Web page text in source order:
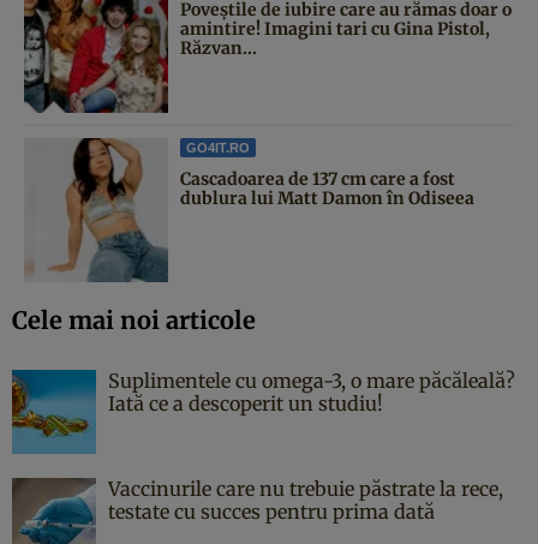
Poveştile de iubire care au rămas doar o
amintire! Imagini tari cu Gina Pistol,
Răzvan...
GO4IT.RO
Cascadoarea de 137 cm care a fost
dublura lui Matt Damon în Odiseea
Cele mai noi articole
Suplimentele cu omega-3, o mare păcăleală?
Iată ce a descoperit un studiu!
Vaccinurile care nu trebuie păstrate la rece,
testate cu succes pentru prima dată